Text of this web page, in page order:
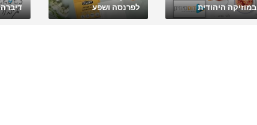
במוזיקה היהודית
לפרנסה ושפע
מלאכי